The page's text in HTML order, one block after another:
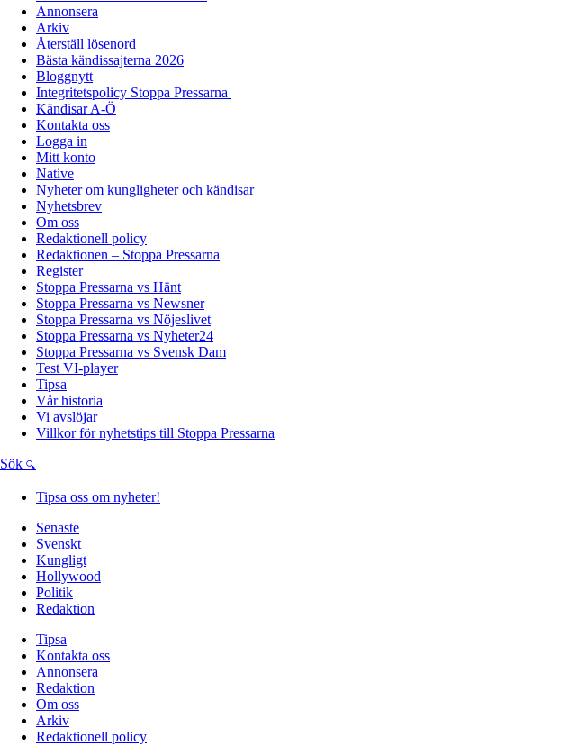
Annonsera
Arkiv
Återställ lösenord
Bästa kändissajterna 2026
Bloggnytt
Integritetspolicy Stoppa Pressarna
Kändisar A-Ö
Kontakta oss
Logga in
Mitt konto
Native
Nyheter om kungligheter och kändisar
Nyhetsbrev
Om oss
Redaktionell policy
Redaktionen – Stoppa Pressarna
Register
Stoppa Pressarna vs Hänt
Stoppa Pressarna vs Newsner
Stoppa Pressarna vs Nöjeslivet
Stoppa Pressarna vs Nyheter24
Stoppa Pressarna vs Svensk Dam
Test VI-player
Tipsa
Vår historia
Vi avslöjar
Villkor för nyhetstips till Stoppa Pressarna
Sök
Tipsa oss om nyheter!
Senaste
Svenskt
Kungligt
Hollywood
Politik
Redaktion
Tipsa
Kontakta oss
Annonsera
Redaktion
Om oss
Arkiv
Redaktionell policy